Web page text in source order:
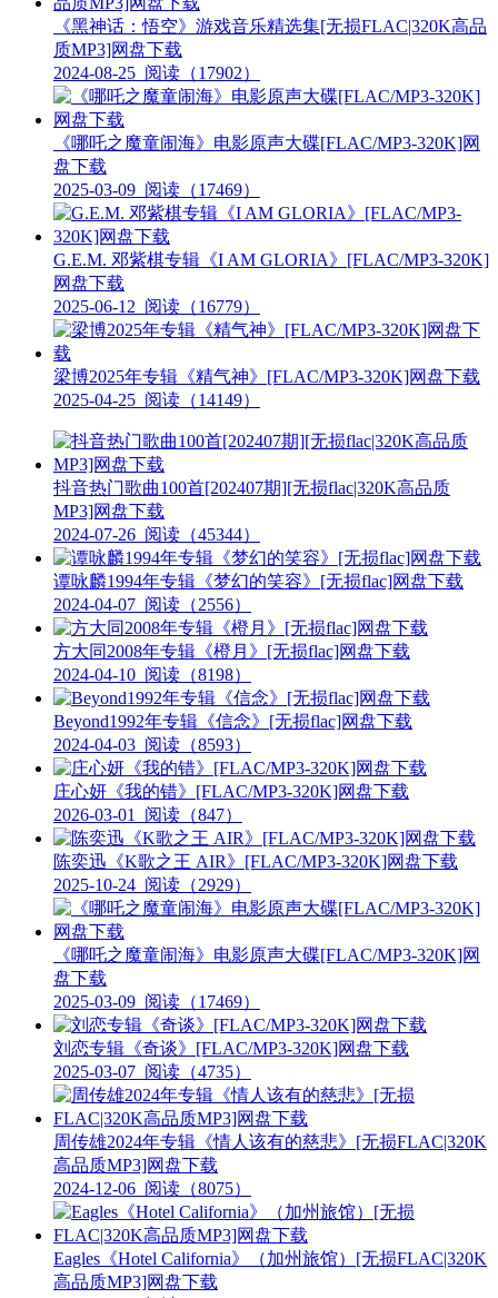
《黑神话：悟空》游戏音乐精选集[无损FLAC|320K高品
质MP3]网盘下载
2024-08-25 阅读（17902）
《哪吒之魔童闹海》电影原声大碟[FLAC/MP3-320K]网
盘下载
2025-03-09 阅读（17469）
G.E.M. 邓紫棋专辑《I AM GLORIA》[FLAC/MP3-320K]
网盘下载
2025-06-12 阅读（16779）
梁博2025年专辑《精气神》[FLAC/MP3-320K]网盘下载
2025-04-25 阅读（14149）
抖音热门歌曲100首[202407期][无损flac|320K高品质
MP3]网盘下载
2024-07-26 阅读（45344）
谭咏麟1994年专辑《梦幻的笑容》[无损flac]网盘下载
2024-04-07 阅读（2556）
方大同2008年专辑《橙月》[无损flac]网盘下载
2024-04-10 阅读（8198）
Beyond1992年专辑《信念》[无损flac]网盘下载
2024-04-03 阅读（8593）
庄心妍《我的错》[FLAC/MP3-320K]网盘下载
2026-03-01
阅读（847）
陈奕迅《K歌之王 AIR》[FLAC/MP3-320K]网盘下载
2025-10-24 阅读（2929）
《哪吒之魔童闹海》电影原声大碟[FLAC/MP3-320K]网
盘下载
2025-03-09 阅读（17469）
刘恋专辑《奇谈》[FLAC/MP3-320K]网盘下载
2025-03-07 阅读（4735）
周传雄2024年专辑《情人该有的慈悲》[无损FLAC|320K
高品质MP3]网盘下载
2024-12-06 阅读（8075）
Eagles《Hotel California》（加州旅馆）[无损FLAC|320K
高品质MP3]网盘下载